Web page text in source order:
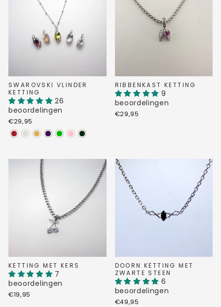
SWAROVSKI VLINDER
KETTING
26
beoordelingen
€29,95
RIBBENKAST KETTING
9
beoordelingen
€29,95
KETTING MET KERS
7
beoordelingen
€19,95
DOORN KETTING MET
ZWARTE STEEN
6
beoordelingen
€49,95